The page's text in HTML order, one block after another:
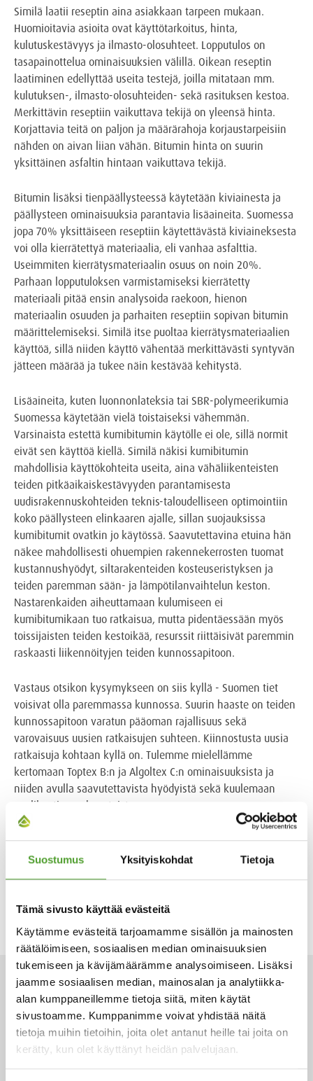
Suostumus Yksityiskohdat Tietoja
Tämä sivusto käyttää evästeitä
Käytämme evästeitä tarjoamamme sisällön ja mainosten
räätälöimiseen, sosiaalisen median ominaisuuksien
tukemiseen ja kävijämäärämme analysoimiseen. Lisäksi
jaamme sosiaalisen median, mainosalan ja analytiikka-
alan kumppaneillemme tietoja siitä, miten käytät
sivustoamme. Kumppanimme voivat yhdistää näitä
tietoja muihin tietoihin, joita olet antanut heille tai joita on
kerätty, kun olet käyttänyt heidän palvelujaan.
Similä laatii reseptin aina asiakkaan tarpeen mukaan.
Huomioitavia asioita ovat käyttötarkoitus, hinta,
kulutuskestävyys ja ilmasto-olosuhteet. Lopputulos on
tasapainottelua ominaisuuksien välillä. Oikean reseptin
laatiminen edellyttää useita testejä, joilla mitataan mm.
kulutuksen-, ilmasto-olosuhteiden- sekä rasituksen kestoa.
Merkittävin reseptiin vaikuttava tekijä on yleensä hinta.
Korjattavia teitä on paljon ja määrärahoja korjaustarpeisiin
nähden on aivan liian vähän. Bitumin hinta on suurin
yksittäinen asfaltin hintaan vaikuttava tekijä.
Bitumin lisäksi tienpäällysteessä käytetään kiviainesta ja
päällysteen ominaisuuksia parantavia lisäaineita. Suomessa
jopa 70% yksittäiseen reseptiin käytettävästä kiviaineksesta
voi olla kierrätettyä materiaalia, eli vanhaa asfalttia.
Useimmiten kierrätysmateriaalin osuus on noin 20%.
Parhaan lopputuloksen varmistamiseksi kierrätetty
materiaali pitää ensin analysoida raekoon, hienon
materiaalin osuuden ja parhaiten reseptiin sopivan bitumin
määrittelemiseksi. Similä itse puoltaa kierrätysmateriaalien
käyttöä, sillä niiden käyttö vähentää merkittävästi syntyvän
jätteen määrää ja tukee näin kestävää kehitystä.
Lisäaineita, kuten luonnonlateksia tai SBR-polymeerikumia
Suomessa käytetään vielä toistaiseksi vähemmän.
Varsinaista estettä kumibitumin käytölle ei ole, sillä normit
eivät sen käyttöä kiellä. Similä näkisi kumibitumin
mahdollisia käyttökohteita useita, aina vähäliikenteisten
teiden pitkäaikaiskestävyyden parantamisesta
uudisrakennuskohteiden teknis-taloudelliseen optimointiin
koko päällysteen elinkaaren ajalle, sillan suojauksissa
kumibitumit ovatkin jo käytössä. Saavutettavina etuina hän
näkee mahdollisesti ohuempien rakennekerrosten tuomat
kustannushyödyt, siltarakenteiden kosteuseristyksen ja
teiden paremman sään- ja lämpötilanvaihtelun keston.
Nastarenkaiden aiheuttamaan kulumiseen ei
kumibitumikaan tuo ratkaisua, mutta pidentäessään myös
toissijaisten teiden kestoikää, resurssit riittäisivät paremmin
raskaasti liikennöityjen teiden kunnossapitoon.
Vastaus otsikon kysymykseen on siis kyllä - Suomen tiet
voisivat olla paremmassa kunnossa. Suurin haaste on teiden
kunnossapitoon varatun pääoman rajallisuus sekä
varovaisuus uusien ratkaisujen suhteen. Kiinnostusta uusia
ratkaisuja kohtaan kyllä on. Tulemme mielellämme
kertomaan Toptex B:n ja Algoltex C:n ominaisuuksista ja
niiden avulla saavutettavista hyödyistä sekä kuulemaan
applikaationne haasteista.
Ympäristöteknologia
ARTIKKELIT